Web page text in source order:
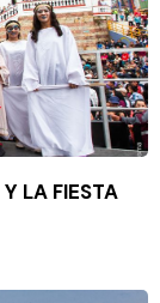
LA FIESTA